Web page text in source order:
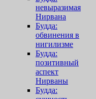
невыразимая
Нирвана
Будда:
обвинения в
нигилизме
Будда:
позитивный
аспект
Нирваны
Будда: